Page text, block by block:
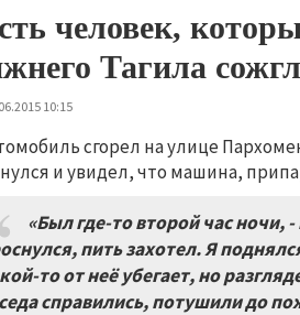
человек,
Тагила
10:15
сгорел на улице
и увидел, что машина,
«Был где-то второй час ночи,
пить захотел. Я
то от неё убегает, но
справились, потушили до